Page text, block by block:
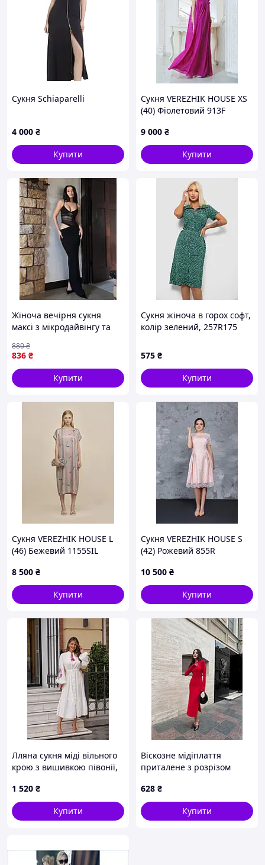
Сукня Schiaparelli
4 000 ₴
Купити
Сукня VEREZHIK HOUSE XS
(40) Фіолетовий 913F
9 000 ₴
Купити
Жіноча вечірня сукня
максі з мікродайвінгу та
вставками HL 210
836 ₴
880₴
Купити
Сукня жіноча в горох софт,
колір зелений, 257R175
575 ₴
Купити
Сукня VEREZHIK HOUSE L
(46) Бежевий 1155SIL
8 500 ₴
Купити
Сукня VEREZHIK HOUSE S
(42) Рожевий 855R
10 500 ₴
Купити
Лляна сукня міді вільного
крою з вишивкою півонії,
рукавами S-M , L-XL , 2XL-
3XL
1 520 ₴
Купити
Віскозне мідіплаття
приталене з розрізом
мідіплаття, Червоне
628 ₴
Купити